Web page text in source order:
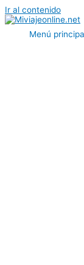
Ir al contenido
Menú